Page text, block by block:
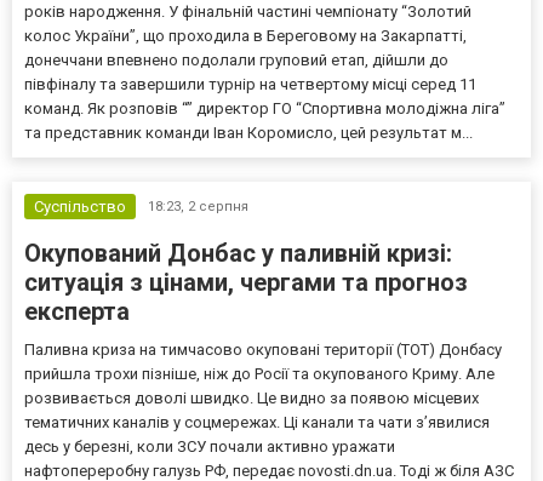
років народження. У фінальній частині чемпіонату “Золотий
колос України”, що проходила в Береговому на Закарпатті,
донеччани впевнено подолали груповий етап, дійшли до
півфіналу та завершили турнір на четвертому місці серед 11
команд. Як розповів “” директор ГО “Спортивна молодіжна ліга”
та представник команди Іван Коромисло, цей результат м...
Суспільство 18:23, 2 серпня
Окупований Донбас у паливній кризі:
ситуація з цінами, чергами та прогноз
експерта
Паливна криза на тимчасово окуповані території (ТОТ) Донбасу
прийшла трохи пізніше, ніж до Росії та окупованого Криму. Але
розвивається доволі швидко. Це видно за появою місцевих
тематичних каналів у соцмережах. Ці канали та чати з’явилися
десь у березні, коли ЗСУ почали активно уражати
нафтопереробну галузь РФ, передає novosti.dn.ua. Тоді ж біля АЗС